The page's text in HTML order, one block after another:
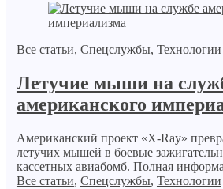
Все статьи, Спецслужбы, Технологии
Летучие мыши на
американского
Американский проект «X-Ray»
летучих мышей в боевые
кассетных авиабомб. Полная
Все статьи, Спецслужбы, Технологии